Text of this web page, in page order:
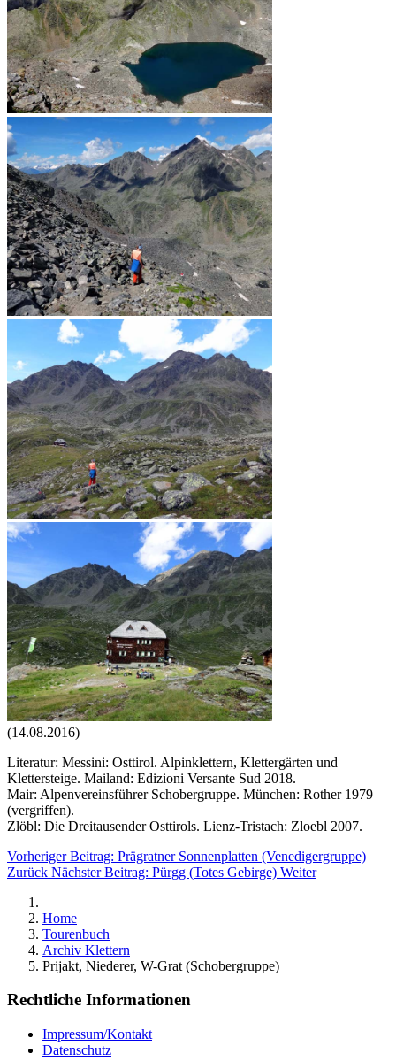
(14.08.2016)
Literatur: Messini: Osttirol. Alpinklettern, Klettergärten und
Klettersteige. Mailand: Edizioni Versante Sud 2018.
Mair: Alpenvereinsführer Schobergruppe. München: Rother 1979
(vergriffen).
Zlöbl: Die Dreitausender Osttirols. Lienz-Tristach: Zloebl 2007.
Vorheriger Beitrag: Prägratner Sonnenplatten (Venedigergruppe)
Zurück Nächster Beitrag: Pürgg (Totes Gebirge) Weiter
Home
Tourenbuch
Archiv Klettern
Prijakt, Niederer, W-Grat (Schobergruppe)
Rechtliche Informationen
Impressum/Kontakt
Datenschutz